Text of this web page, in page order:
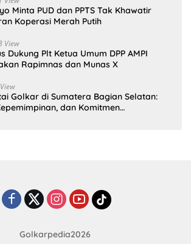
Minta PUD dan PPTS Tak Khawatir
Koperasi Merah Putih
View
Dukung Plt Ketua Umum DPP AMPI
Rapimnas dan Munas X
Golkar di Sumatera Bagian Selatan:
dan Komitmen
Golkarpedia2026